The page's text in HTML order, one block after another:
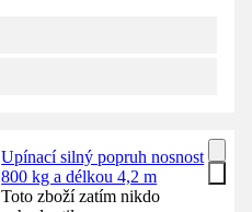
Upínací silný popruh nosnost
800 kg a délkou 4,2 m
Toto zboží zatím nikdo